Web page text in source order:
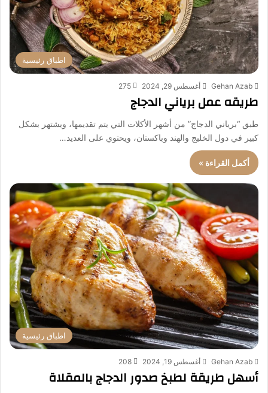
اطباق رئيسية
Gehan Azab أغسطس 29, 2024 275
طريقه عمل برياني الدجاج
طبق “برياني الدجاج” من أشهر الأكلات التي يتم تقديمها، ويشتهر بشكل
كبير في دول الخليج والهند وباكستان، ويحتوي على العديد…
أكمل القراءة »
اطباق رئيسية
Gehan Azab أغسطس 19, 2024 208
أسهل طريقة لطبخ صدور الدجاج بالمقلاة